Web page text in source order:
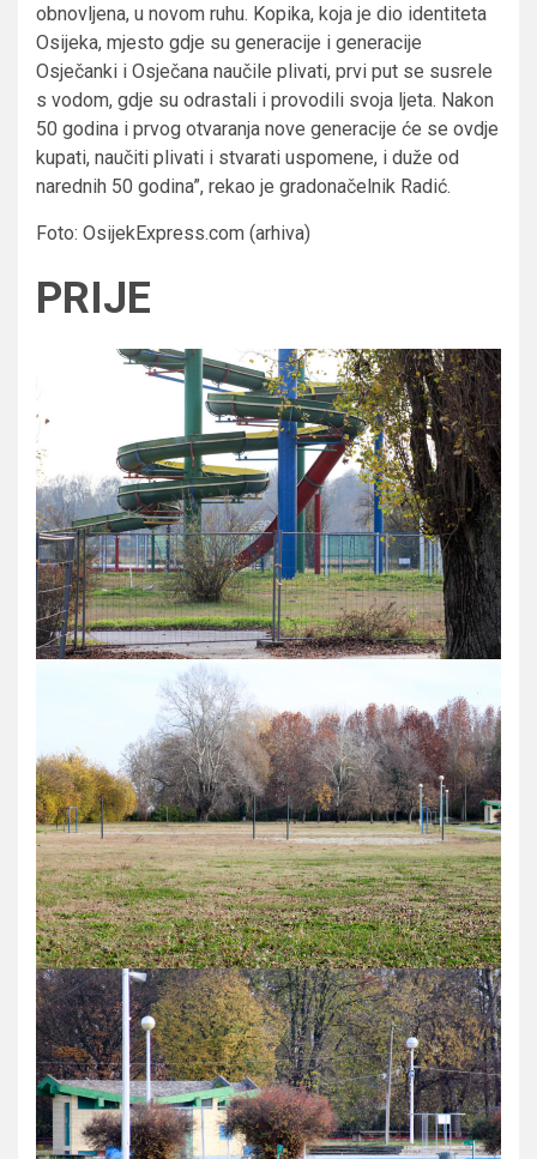
obnovljena, u novom ruhu. Kopika, koja je dio identiteta
Osijeka, mjesto gdje su generacije i generacije
Osječanki i Osječana naučile plivati, prvi put se susrele
s vodom, gdje su odrastali i provodili svoja ljeta. Nakon
50 godina i prvog otvaranja nove generacije će se ovdje
kupati, naučiti plivati i stvarati uspomene, i duže od
narednih 50 godina”, rekao je gradonačelnik Radić.
Foto: OsijekExpress.com (arhiva)
PRIJE